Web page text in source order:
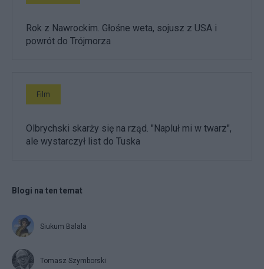
Rok z Nawrockim. Głośne weta, sojusz z USA i
powrót do Trójmorza
Film
Olbrychski skarży się na rząd. "Napluł mi w twarz",
ale wystarczył list do Tuska
Blogi na ten temat
Siukum Balala
Tomasz Szymborski